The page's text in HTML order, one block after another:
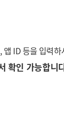
ID 등을 입력
확인 가능합니